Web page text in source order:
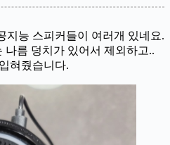
지능 스피커들이 여러개 있네요.
름 덩치가 있어서 제외하고..
혀줬습니다.